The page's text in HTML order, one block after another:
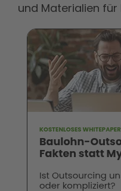
und Materialien für